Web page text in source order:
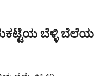
ಬೆಳ್ಳಿ ಬೆಲೆಯ